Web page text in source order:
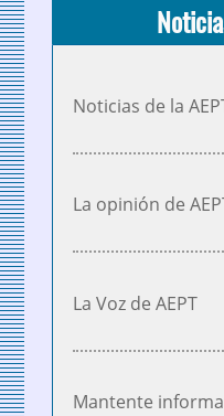
Noticias de la
La opinión de
La Voz de AEPT
Mantente